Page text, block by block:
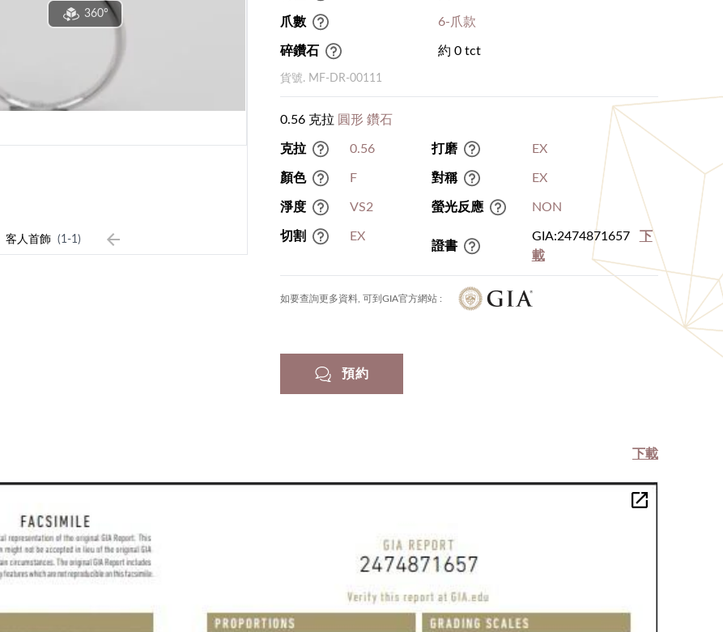
360°
客人首飾 (1-1)
爪數 6-爪款
碎鑽石 約 0 tct
貨號. MF-DR-00111
0.56 克拉 圓形 鑽石
克拉 0.56
顏色 F
淨度 VS2
切割 EX
打磨 EX
對稱 EX
螢光反應 NON
證書
GIA:2474871657
下
載
如要查詢更多資料, 可到GIA官方網站 :
預約
下載